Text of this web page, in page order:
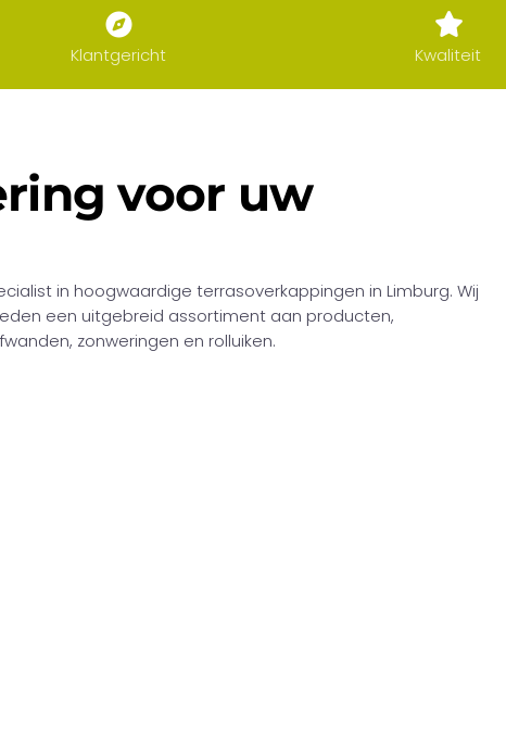
Klantgericht Kwaliteit
voor uw
in hoogwaardige terrasoverkappingen in Limburg. Wij
een uitgebreid assortiment aan producten,
zonweringen en rolluiken.